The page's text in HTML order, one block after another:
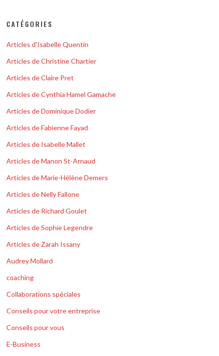
CATÉGORIES
Articles d'Isabelle Quentin
Articles de Christine Chartier
Articles de Claire Pret
Articles de Cynthia Hamel Gamache
Articles de Dominique Dodier
Articles de Fabienne Fayad
Articles de Isabelle Mallet
Articles de Manon St-Arnaud
Articles de Marie-Hélène Demers
Articles de Nelly Fallone
Articles de Richard Goulet
Articles de Sophie Legendre
Articles de Zarah Issany
Audrey Mollard
coaching
Collaborations spéciales
Conseils pour votre entreprise
Conseils pour vous
E-Business